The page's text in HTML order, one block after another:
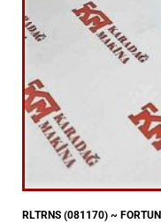
RLTRNS (081170) ~